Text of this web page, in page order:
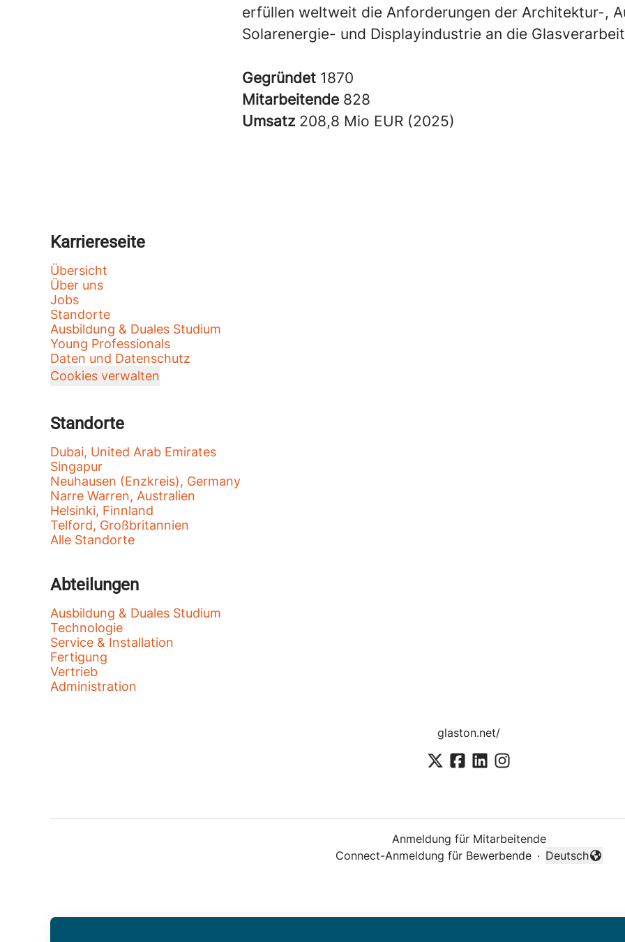
erfüllen weltweit die Anforderungen der Architektur-,
Solarenergie- und Displayindustrie an die
Gegründet 1870
Mitarbeitende 828
Umsatz 208,8 Mio EUR (2025)
Karriereseite
Übersicht
Über uns
Jobs
Standorte
Ausbildung & Duales Studium
Young Professionals
Daten und Datenschutz
Cookies verwalten
Standorte
Dubai, United Arab Emirates
Singapur
Neuhausen (Enzkreis), Germany
Narre Warren, Australien
Helsinki, Finnland
Telford, Großbritannien
Alle Standorte
Abteilungen
Ausbildung & Duales Studium
Technologie
Service & Installation
Fertigung
Vertrieb
Administration
glaston.net/
Anmeldung für Mitarbeitende
Connect-Anmeldung für Bewerbende ·
Sprache
Deutsch